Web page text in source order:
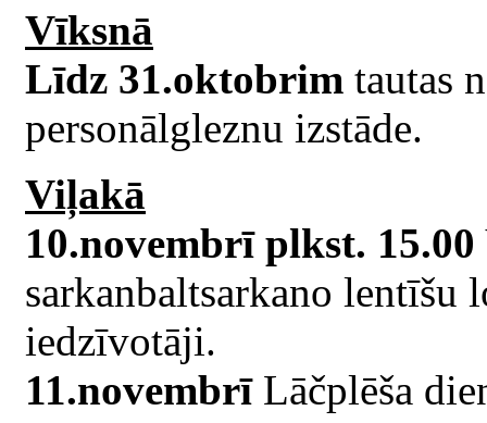
Vīksnā
Līdz 31.oktobrim tautas
personālgleznu izstāde.
Viļakā
10.novembrī plkst. 15.00
sarkanbaltsarkano lentīšu
iedzīvotāji.
11.novembrīLāčplēša